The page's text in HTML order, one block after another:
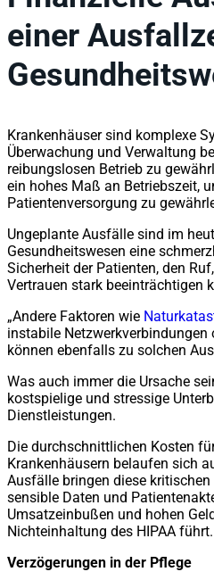
einer
Krankenhäuser sind komplexe
Überwachung und Verwaltung
reibungslosen Betrieb zu
ein hohes Maß an Betriebszeit,
Patientenversorgung zu
Ungeplante Ausfälle sind im
Gesundheitswesen eine
Sicherheit der Patienten, den
Vertrauen stark beeinträchtigen
„Andere Faktoren wie
instabile Netzwerkverbindungen
können ebenfalls zu solchen
Was auch immer die Ursache
kostspielige und stressige
Dienstleistungen.
Die durchschnittlichen Kosten
Krankenhäusern belaufen sich
Ausfälle bringen diese
sensible Daten und
Umsatzeinbußen und hohen
Nichteinhaltung des HIPAA führt.
Verzögerungen in der Pflege